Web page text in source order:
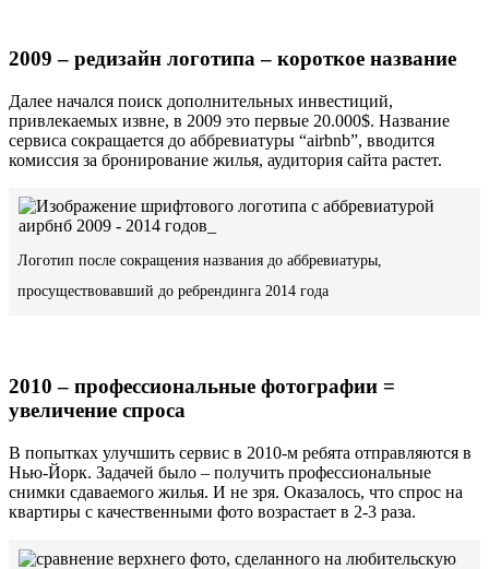
2009 – редизайн логотипа – короткое название
Далее начался поиск дополнительных инвестиций,
привлекаемых извне, в 2009 это первые 20.000$. Название
сервиса сокращается до аббревиатуры “airbnb”, вводится
комиссия за бронирование жилья, аудитория сайта растет.
Логотип после сокращения названия до аббревиатуры,
просуществовавший до ребрендинга 2014 года
2010 – профессиональные фотографии =
увеличение спроса
В попытках улучшить сервис в 2010-м ребята отправляются в
Нью-Йорк. Задачей было – получить профессиональные
снимки сдаваемого жилья. И не зря. Оказалось, что спрос на
квартиры с качественными фото возрастает в 2-3 раза.